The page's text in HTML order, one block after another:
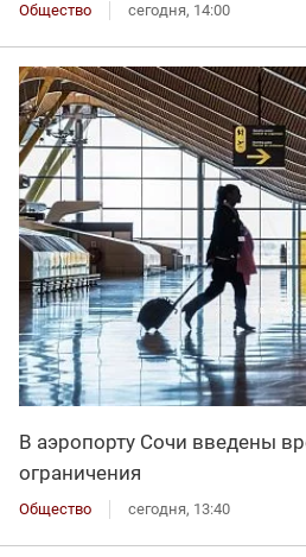
Общество сегодня, 14:00
В аэропорту Сочи введены
ограничения
Общество сегодня, 13:40